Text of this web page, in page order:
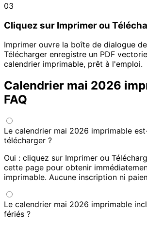
03
Cliquez sur Imprimer ou
Imprimer ouvre la boîte de dialogue
Télécharger enregistre un PDF
calendrier imprimable, prêt à l'emploi.
Calendrier mai 2026
FAQ
Le calendrier mai 2026 imprimable
télécharger ?
Oui : cliquez sur Imprimer ou
cette page pour obtenir
imprimable. Aucune inscription ni
Le calendrier mai 2026 imprimable
fériés ?